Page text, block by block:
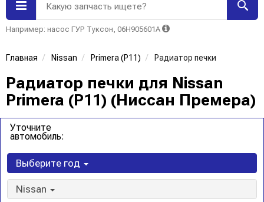
Какую запчасть ищете?
Например: насос ГУР Туксон, 06H905601A
Главная Nissan Primera (P11) Радиатор печки
Радиатор печки для Nissan
Primera (P11) (Ниссан Премера)
Уточните
автомобиль:
Выберите год
Nissan